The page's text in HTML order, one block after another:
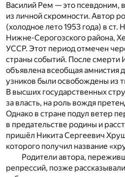
Василий Рем — это псевдоним,
из личной скромности. Автор
(холодное лето 1953 года) в ст.
Нижне-Серогозского района,
УССР. Этот период отмечен
страны событий. После смерти
объявлена всеобщая амнистия
узников были освобождены из
В высших государственных
за власть, на роль вождя
Однако в стране подул ветер
в предательстве родины и
пришёл Никита Сергеевич
которого получил название
Родители автора,
репрессий, позже